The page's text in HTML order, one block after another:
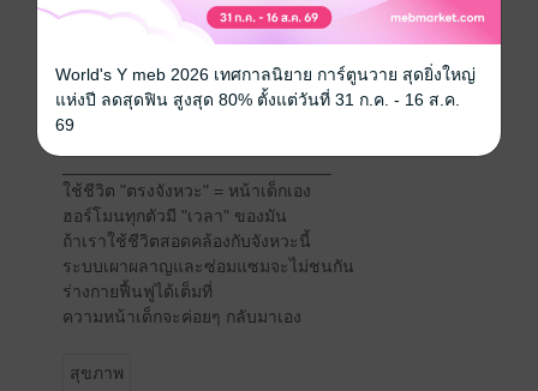
กินผิดเวลา = ฮอร์โมนรวน
การกินดึก หรือกินไม่เป็นเวลา
ทำให้อินซูลินถูกกระตุ้นผิดช่วง
ร่างกายยัง "เผาผลาญ" ตอนที่ควร "ซ่อมแซม"
ระบบฟื้นฟูผิวกลางคืนหยุด
ใช้ชีวิต "ตรงจังหวะ" = หน้าเด็กเอง
ฮอร์โมนทุกตัวมี "เวลา" ของมัน
ถ้าเราใช้ชีวิตสอดคล้องกับจังหวะนี้
ระบบเผาผลาญและซ่อมแซมจะไม่ชนกัน
ร่างกายฟื้นฟูได้เต็มที่
ความหน้าเด็กจะค่อยๆ กลับมาเอง
สุขภาพ
World's Y meb 2026 เทศกาลนิยาย การ์ตูนวาย สุดยิ่งใหญ่
แห่งปี ลดสุดฟิน สูงสุด 80% ตั้งแต่วันที่ 31 ก.ค. - 16 ส.ค.
69